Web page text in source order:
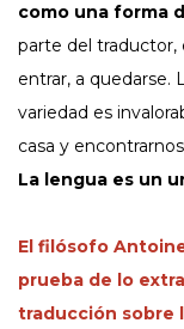
como una forma
parte del traductor,
entrar, a quedarse.
variedad es
casa y
La lengua es un
El filósofo
prueba de lo
traducción sobre